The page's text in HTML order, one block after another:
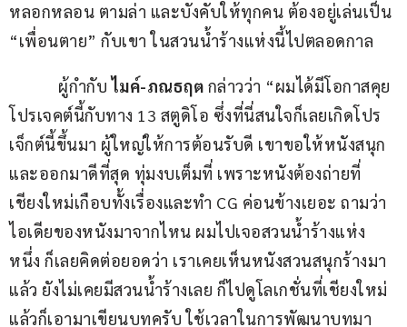
หลอกหลอน ตามล่า และบังคับให้ทุกคน ต้องอยู่เล่นเป็น
“เพื่อนตาย” กับเขา ในสวนน้ำร้างแห่งนี้ไปตลอดกาล
ผู้กำกับ ไมค์-ภณธฤต กล่าวว่า “ผมได้มีโอกาสคุย
โปรเจคต์นี้กับทาง 13 สตูดิโอ ซึ่งที่นี่สนใจก็เลยเกิดโปร
เจ็กต์นี้ขึ้นมา ผู้ใหญ่ให้การต้อนรับดี เขาขอให้หนังสนุก
และออกมาดีที่สุด ทุ่มงบเต็มที่ เพราะหนังต้องถ่ายที่
เชียงใหม่เกือบทั้งเรื่องและทำ CG ค่อนข้างเยอะ ถามว่า
ไอเดียของหนังมาจากไหน ผมไปเจอสวนน้ำร้างแห่ง
หนึ่ง ก็เลยคิดต่อยอดว่า เราเคยเห็นหนังสวนสนุกร้างมา
แล้ว ยังไม่เคยมีสวนน้ำร้างเลย ก็ไปดูโลเกชั่นที่เชียงใหม่
แล้วก็เอามาเขียนบทครับ ใช้เวลาในการพัฒนาบทมา